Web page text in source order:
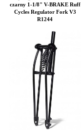
czarny 1-1/8" V-BRAKE Ruff
Cycles Regulator Fork V3
R1244